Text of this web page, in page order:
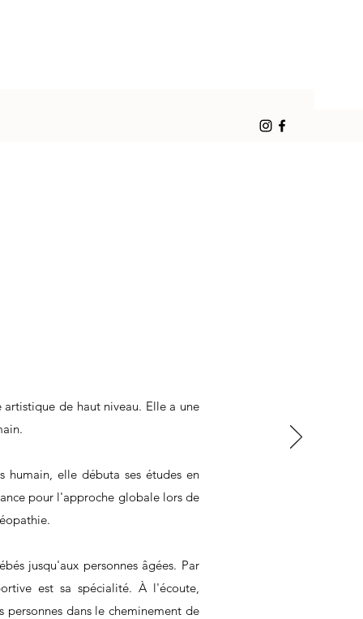
de haut niveau. Elle a une
humain, elle débuta ses études en
pour l'approche globale lors de
jusqu'aux personnes âgées. Par
est sa spécialité. À l'écoute,
dans le cheminement de